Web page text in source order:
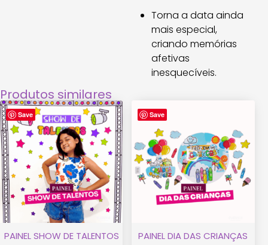
Torna a data ainda
mais especial,
criando memórias
afetivas
inesquecíveis.
Produtos similares
Save
PAINEL SHOW DE TALENTOS
Save
PAINEL DIA DAS CRIANÇAS